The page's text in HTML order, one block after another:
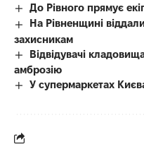
До Рівного прямує
На Рівненщині
захисникам
Відвідувачі
амброзію
У супермаркетах